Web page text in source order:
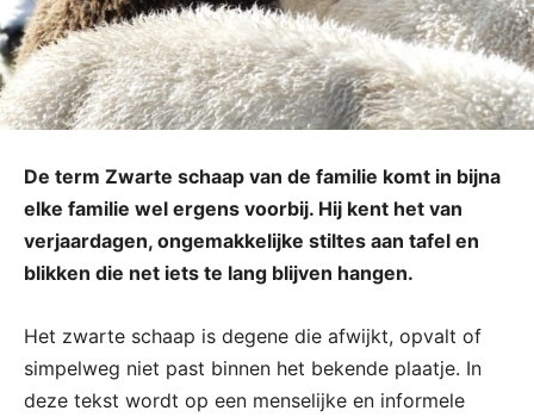
De term Zwarte schaap van de familie komt in bijna
elke familie wel ergens voorbij. Hij kent het van
verjaardagen, ongemakkelijke stiltes aan tafel en
blikken die net iets te lang blijven hangen.
Het zwarte schaap is degene die afwijkt, opvalt of
simpelweg niet past binnen het bekende plaatje. In
deze tekst wordt op een menselijke en informele